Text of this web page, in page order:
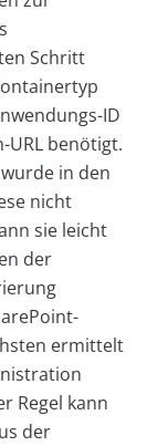
Schritt
ID
benötigt.
in den
nicht
sie leicht
der
ermittelt
Regel kann
der